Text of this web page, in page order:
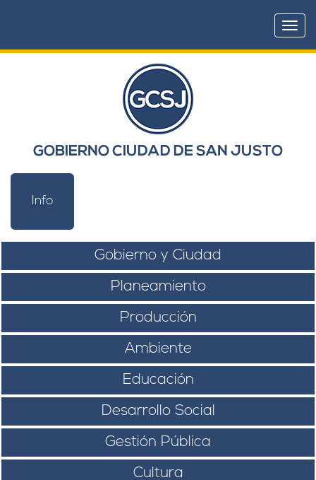
GOBIERNO CIUDAD DE SAN JUSTO
Info
Gobierno y Ciudad
Planeamiento
Producción
Ambiente
Educación
Desarrollo Social
Gestión Pública
Cultura